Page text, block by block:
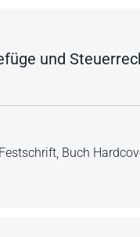
und
Festschrift, Buch